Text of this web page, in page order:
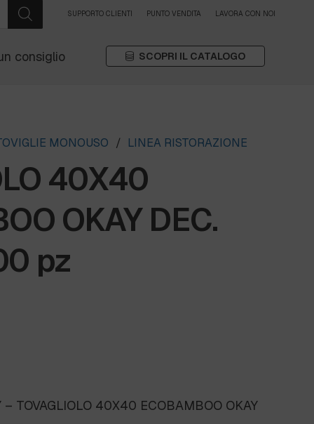
SUPPORTO CLIENTI PUNTO VENDITA LAVORA CON NOI
consiglio SCOPRI IL CATALOGO
MONOUSO / LINEA RISTORAZIONE
40X40
OKAY DEC.
pz
TOVAGLIOLO 40X40 ECOBAMBOO OKAY